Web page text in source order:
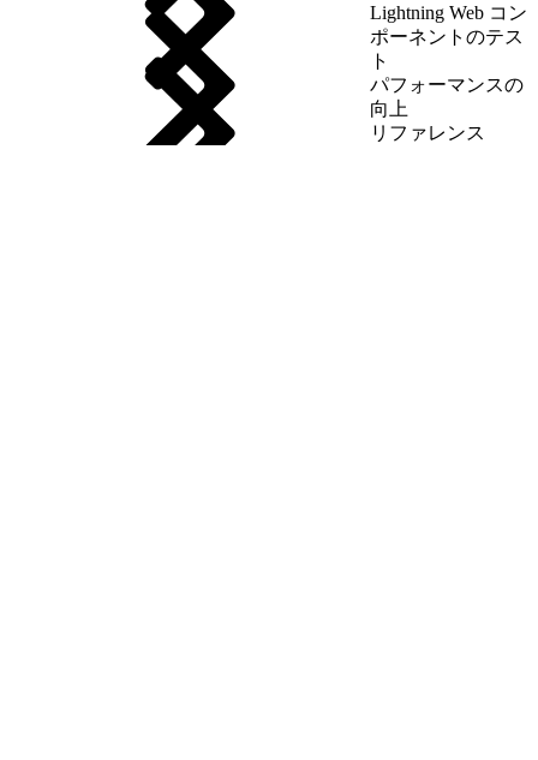
Lightning Web コン
ポーネントのテス
ト
パフォーマンスの
向上
リファレンス